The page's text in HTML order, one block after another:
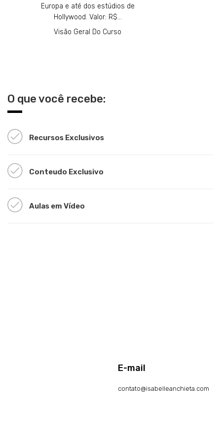
Europa e até dos estúdios de
Hollywood. Valor: R$…
Visão Geral Do Curso
O que você recebe:
Recursos Exclusivos
Conteudo Exclusivo
Aulas em Vídeo
E-mail
contato@isabelleanchieta.com